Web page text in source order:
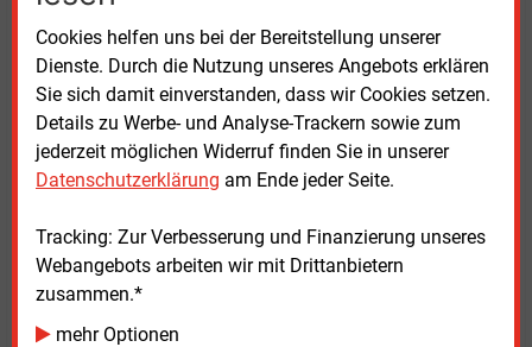
Cookies helfen uns bei der Bereitstellung unserer
Dienste. Durch die Nutzung unseres Angebots erklären
Sie sich damit einverstanden, dass wir Cookies setzen.
Details zu Werbe- und Analyse-Trackern sowie zum
jederzeit möglichen Widerruf finden Sie in unserer
Datenschutzerklärung am Ende jeder Seite.
Tracking: Zur Verbesserung und Finanzierung unseres
Webangebots arbeiten wir mit Drittanbietern
zusammen.*
mehr Optionen
Mit dem Ausbau der Netze hat sich auch der
Europäische Rechnungshof (ERH) befasst. Er geht
von einer Verdoppelung der Stromproduktion bis
2050 aus und hat ermittelt, dass die Netzbetreiber bis
dahin 1.871 Milliarden Euro investieren wollen,
geschätzte Investitionsbedarf zwischen 1994 und
2294 Milliarden Euro für den gleichen Zeitraum. Die
Rechnungsprüfer der EU sehen allerdings ein
erhebliches Potential, mit geringeren Investitionen